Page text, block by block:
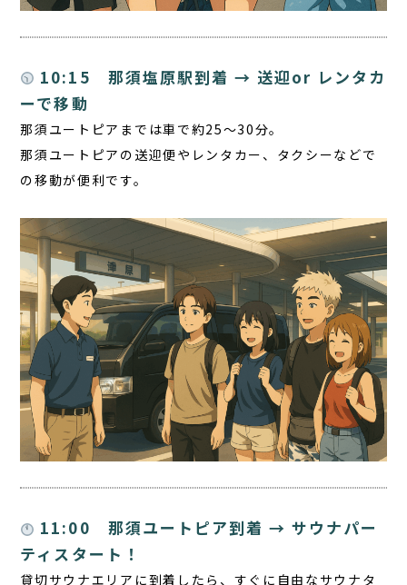
10:15 那須塩原駅到着 → 送迎or レンタカ
ーで移動
那須ユートピアまでは車で約25〜30分。
那須ユートピアの送迎便やレンタカー、タクシーなどで
の移動が便利です。
11:00 那須ユートピア到着 → サウナパー
ティスタート！
貸切サウナエリアに到着したら、すぐに自由なサウナタ